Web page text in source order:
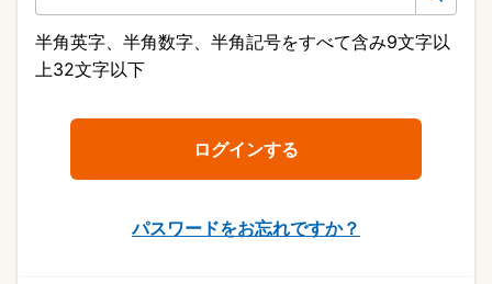
半角英字、半角数字、半角記号をすべて含み9文字以
上32文字以下
パスワードをお忘れですか？